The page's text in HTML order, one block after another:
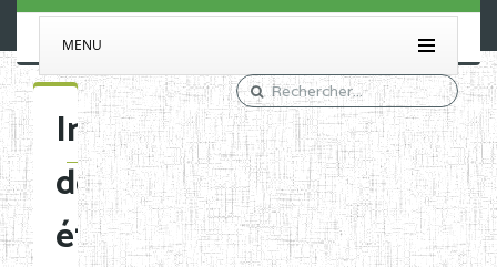
MENU
Immatriculation
des
établissements